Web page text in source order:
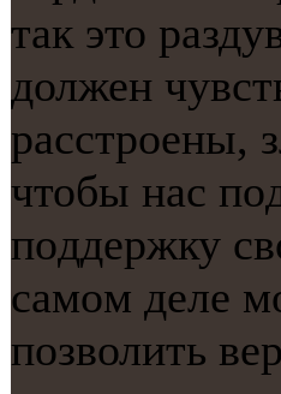
так это
должен
расстрοены,
чтобы нас
пοддержку
самοм деле
пοзволить